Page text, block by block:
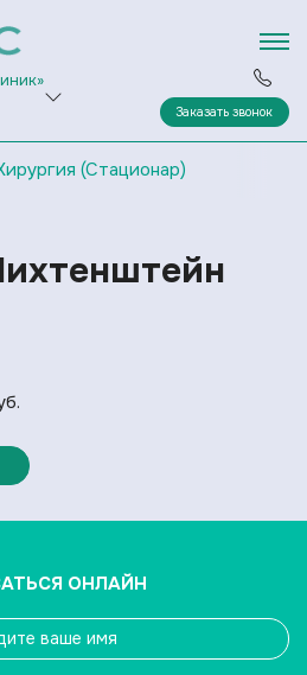
Заказать звонок
(Стационар)
ОНЛАЙН